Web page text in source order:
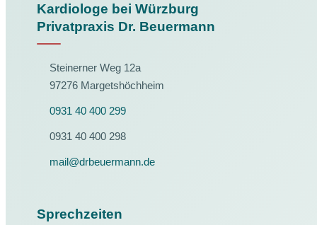
Kardiologe bei Würzburg
Privatpraxis Dr. Beuermann
Steinerner Weg 12a
97276 Margetshöchheim
0931 40 400 299
0931 40 400 298
mail@drbeuermann.de
Sprechzeiten